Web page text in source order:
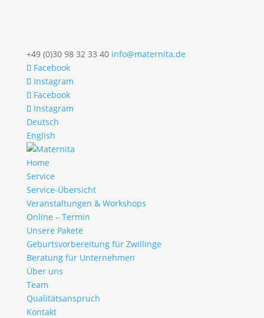
+49 (0)30 98 32 33 40 info@maternita.de
Facebook
Instagram
Facebook
Instagram
Deutsch
English
Home
Service
Service-Übersicht
Veranstaltungen & Workshops
Online – Termin
Unsere Pakete
Geburtsvorbereitung für Zwillinge
Beratung für Unternehmen
Über uns
Team
Qualitätsanspruch
Kontakt